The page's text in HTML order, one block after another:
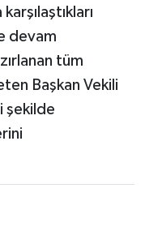
devam
tüm
Başkan Vekili
şekilde